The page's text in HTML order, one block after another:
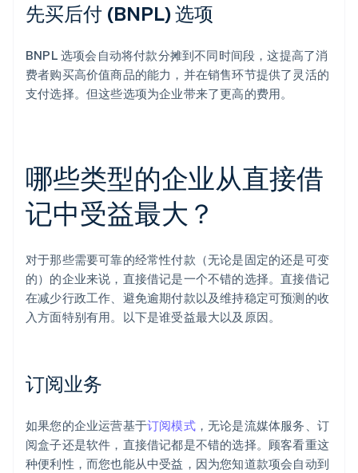
先买后付 (BNPL) 选项
BNPL 选项会自动将付款分摊到不同时间段，这提高了消
费者购买高价值商品的能力，并在销售环节提供了灵活的
支付选择。但这些选项为企业带来了更高的费用。
哪些类型的企业从直接借
记中受益最大？
对于那些需要可靠的经常性付款（无论是固定的还是可变
的）的企业来说，直接借记是一个不错的选择。直接借记
在减少行政工作、避免逾期付款以及维持稳定可预测的收
入方面特别有用。以下是谁受益最大以及原因。
订阅业务
如果您的企业运营基于订阅模式，无论是流媒体服务、订
阅盒子还是软件，直接借记都是不错的选择。顾客看重这
种便利性，而您也能从中受益，因为您知道款项会自动到